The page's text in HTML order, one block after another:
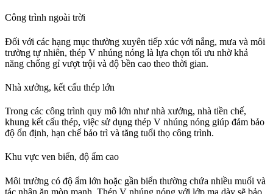
Công trình ngoài trời
Đối với các hạng mục thường xuyên tiếp xúc với nắng, mưa và môi
trường tự nhiên, thép V nhúng nóng là lựa chọn tối ưu nhờ khả
năng chống gỉ vượt trội và độ bền cao theo thời gian.
Nhà xưởng, kết cấu thép lớn
Trong các công trình quy mô lớn như nhà xưởng, nhà tiền chế,
khung kết cấu thép, việc sử dụng thép V nhúng nóng giúp đảm bảo
độ ổn định, hạn chế bảo trì và tăng tuổi thọ công trình.
Khu vực ven biển, độ ẩm cao
Môi trường có độ ẩm lớn hoặc gần biển thường chứa nhiều muối và
tác nhân ăn mòn mạnh. Thép V nhúng nóng với lớp mạ dày sẽ bảo